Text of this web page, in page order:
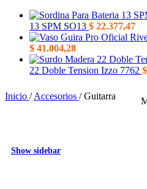
13 SPM SO13 $ 22.377,47
$ 41.004,28
22 Doble Tension Izzo 7762 $
Inicio / Accesorios / Guitarra
Show sidebar